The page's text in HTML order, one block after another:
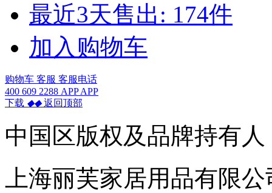
最近3天售出: 174件
加入购物车
购物车 客服 客服电话
400 609 2288 APP APP
下载 ◆◆ 返回顶部
中国区版权及品牌持有人
上海丽芙家居用品有限公